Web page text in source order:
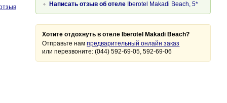
Написать отзыв об отеле Iberotel Makadi Beach, 5*
Хотите отдохнуть в отеле Iberotel Makadi Beach?
Отправьте нампредварительный онлайн заказ
или перезвоните: (044) 592-69-05, 592-69-06